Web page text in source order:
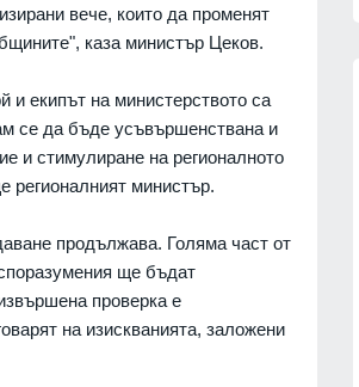
вече, които да променят
каза министър Цеков.
и екипът на министерството са
се да бъде усъвършенствана и
и стимулиране на регионалното
регионалният министър.
продължава. Голяма част от
ще бъдат
проверка е
на изискванията, заложени
Politico: Обменът на
разузнавателна информация
върнал на предишни нива
Нов спад на нивото на река
Дунав е отчет днес